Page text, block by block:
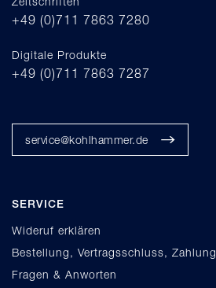
+49 (0)711 7863 7280
Digitale Produkte
+49 (0)711 7863 7287
service@kohlhammer.de
SERVICE
Wideruf erklären
Bestellung, Vertragsschluss,
Fragen & Anworten